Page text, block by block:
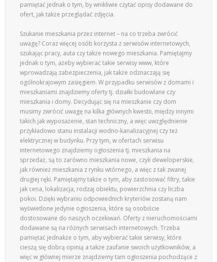
pamiętać jednak o tym, by wnikliwie czytać opisy dodawane do
ofert, jak także przeglądać zdjęcia.
Szukanie mieszkania przez internet – na co trzeba zwrócić
uwagę? Coraz więcej osób korzysta z serwisów internetowych,
szukając pracy, auta czy także nowego mieszkania. Pamiętajmy
jednak o tym, ażeby wybierać takie serwisy www, które
wprowadzają zabezpieczenia, jak także odznaczają się
ogólnokrajowym zasięgiem. W przypadku serwisów z domami i
mieszkaniami znajdziemy oferty tj. działki budowlane czy
mieszkania i domy. Decydując się na mieszkanie czy dom
musimy zwrócić uwagę na kilka głównych kwestii, między innymi
takich jak wyposażenie, stan techniczny, a więc uwzględnienie
przykładowo stanu instalacji wodno-kanalizacyjnej czy też
elektrycznej w budynku. Przy tym, w ofertach serwisu
internetowego znajdziemy ogłoszenia tj. mieszkania na
sprzedaż, są to zarówno mieszkania nowe, czyli deweloperskie,
jak również mieszkania z rynku wtórnego, a więc z tak zwanej
drugiej ręki. Pamiętajmy także o tym, aby zastosować filtry, takie
jak cena, lokalizacja, rodzaj obiektu, powierzchnia czy liczba
pokoi. Dzięki wybraniu odpowiednich kryteriów zostaną nam
wyświetlone jedynie ogłoszenia, które są osobiście
dostosowane do naszych oczekiwań. Oferty z nieruchomościami
dodawane są na różnych serwisach internetowych. Trzeba
pamiętać jednakże o tym, aby wybierać takie serwisy, które
cieszą się dobrą opinią a także zaufanie swoich użytkowników, a
więc w głównej mierze znajdziemy tam ogłoszenia pochodzące z